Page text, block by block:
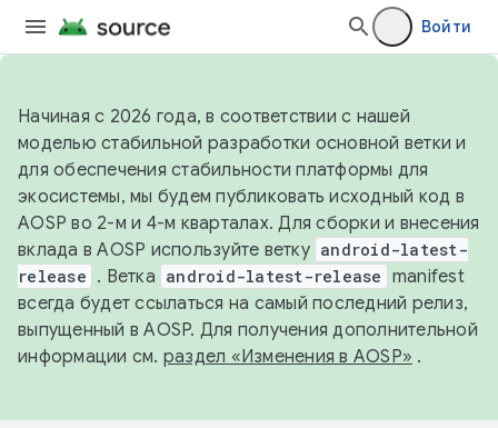
Войти
Начиная с 2026 года, в соответствии с нашей
моделью стабильной разработки основной ветки и
для обеспечения стабильности платформы для
экосистемы, мы будем публиковать исходный код в
AOSP во 2-м и 4-м кварталах. Для сборки и внесения
вклада в AOSP используйте ветку android-latest-
release . Ветка android-latest-release manifest
всегда будет ссылаться на самый последний релиз,
выпущенный в AOSP. Для получения дополнительной
информации см. раздел «Изменения в AOSP» .